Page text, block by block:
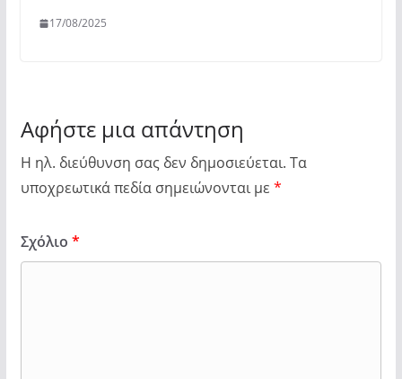
17/08/2025
Αφήστε μια απάντηση
Η ηλ. διεύθυνση σας δεν δημοσιεύεται. Τα
υποχρεωτικά πεδία σημειώνονται με *
Σχόλιο *